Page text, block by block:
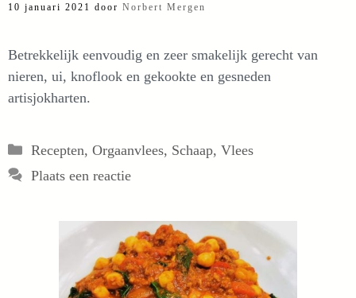
10 januari 2021 door Norbert Mergen
Betrekkelijk eenvoudig en zeer smakelijk gerecht van
nieren, ui, knoflook en gekookte en gesneden
artisjokharten.
Categorieën
Recepten, Orgaanvlees, Schaap, Vlees
Plaats een reactie